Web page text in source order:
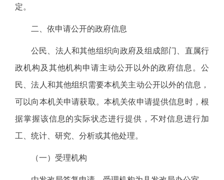
定。
二、依申请公开的政府信息
公民、法人和其他组织向政府及组成部门、直属行
政机构及其他机构申请主动公开以外的政府信息。公
民、法人和其他组织需要本机关主动公开以外的信息，
可以向本机关申请获取。本机关依申请提供信息时，根
据掌握该信息的实际状态进行提供，不对信息进行加
工、统计、研究、分析或其他处理。
（一）受理机构